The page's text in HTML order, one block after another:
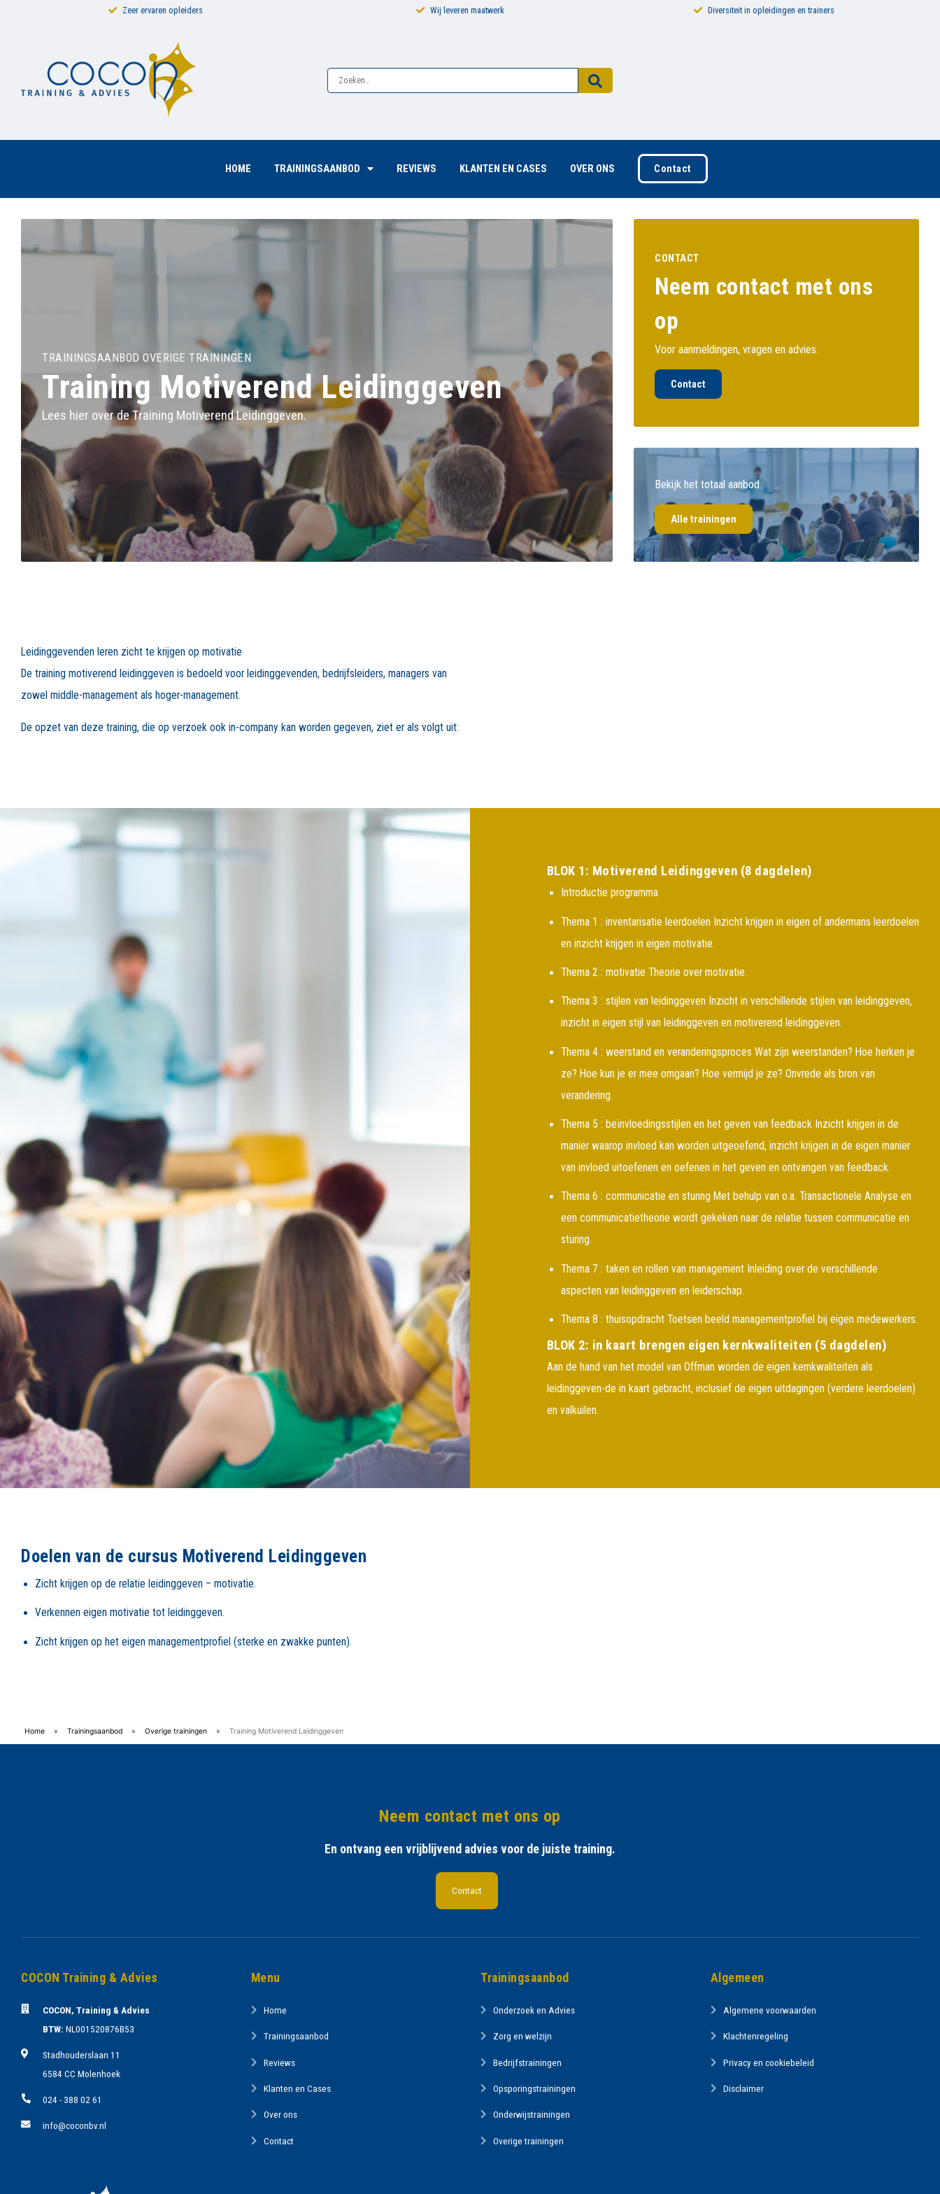
Wij leveren maatwerk Diversiteit in opleidingen en trainers Welzijn staat bij ons centraal
HOME TRAININGSAANBOD REVIEWS KLANTEN EN CASES OVER ONS Contact
TRAININGSAANBOD OVERIGE TRAININGEN
Training Motiverend Leidinggeven
Lees hier over de Training Motiverend Leidinggeven.
CONTACT
Neem contact met ons
op
Voor aanmeldingen, vragen en advies.
Contact
Bekijk het totaal aanbod.
Alle trainingen
Leidinggevenden leren zicht te krijgen op motivatie
De training motiverend leidinggeven is bedoeld voor leidinggevenden, bedrijfsleiders, managers van
zowel middle-management als hoger-management.
De opzet van deze training, die op verzoek ook in-company kan worden gegeven, ziet er als volgt uit:
BLOK 1: Motiverend Leidinggeven (8 dagdelen)
Introductie programma
Thema 1 : inventarisatie leerdoelen Inzicht krijgen in eigen of andermans leerdoelen
en inzicht krijgen in eigen motivatie.
Thema 2 : motivatie Theorie over motivatie.
Thema 3 : stijlen van leidinggeven Inzicht in verschillende stijlen van leidinggeven,
inzicht in eigen stijl van leidinggeven en motiverend leidinggeven.
Thema 4 : weerstand en veranderingsproces Wat zijn weerstanden? Hoe herken je
ze? Hoe kun je er mee omgaan? Hoe vermijd je ze? Onvrede als bron van
verandering.
Thema 5 : beïnvloedingsstijlen en het geven van feedback Inzicht krijgen in de
manier waarop invloed kan worden uitgeoefend, inzicht krijgen in de eigen manier
van invloed uitoefenen en oefenen in het geven en ontvangen van feedback.
Thema 6 : communicatie en sturing Met behulp van o.a. Transactionele Analyse en
een communicatietheorie wordt gekeken naar de relatie tussen communicatie en
sturing.
Thema 7 : taken en rollen van management Inleiding over de verschillende
aspecten van leidinggeven en leiderschap.
Thema 8 : thuisopdracht Toetsen beeld managementprofiel bij eigen medewerkers.
BLOK 2: in kaart brengen eigen kernkwaliteiten (5 dagdelen)
Aan de hand van het model van Offman worden de eigen kernkwaliteiten als
leidinggeven-de in kaart gebracht, inclusief de eigen uitdagingen (verdere leerdoelen)
en valkuilen.
Doelen van de cursus Motiverend Leidinggeven
Zicht krijgen op de relatie leidinggeven – motivatie.
Verkennen eigen motivatie tot leidinggeven.
Zicht krijgen op het eigen managementprofiel (sterke en zwakke punten).
Home » Trainingsaanbod » Overige trainingen » Training Motiverend Leidinggeven
Neem contact met ons op
En ontvang een vrijblijvend advies voor de juiste training.
Contact
COCON Training & Advies
COCON, Training & Advies
BTW:NL001520876B53
Stadhouderslaan 11
6584 CC Molenhoek
024 - 388 02 61
info@coconbv.nl
Menu
Home
Trainingsaanbod
Reviews
Klanten en Cases
Over ons
Contact
Trainingsaanbod
Onderzoek en Advies
Zorg en welzijn
Bedrijfstrainingen
Opsporingstrainingen
Onderwijstrainingen
Overige trainingen
Algemeen
Algemene voorwaarden
Klachtenregeling
Privacy en cookiebeleid
Disclaimer